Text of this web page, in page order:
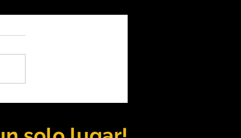
Juan: Veladero busca